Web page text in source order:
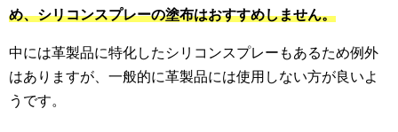
め、シリコンスプレーの塗布はおすすめしません。
中には革製品に特化したシリコンスプレーもあるため例外
はありますが、一般的に革製品には使用しない方が良いよ
うです。